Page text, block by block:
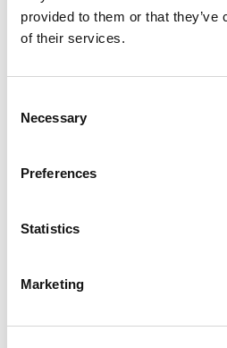
provided to them or that
of their services.
Selection
Necessary
Preferences
Statistics
Marketing
Blog
begeleiden bij het maken